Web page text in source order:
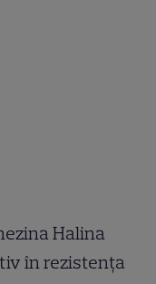
Halina
în rezistența